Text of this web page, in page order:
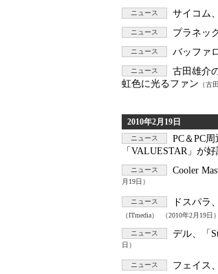
ニュース サイコム
ニュース プラネッ
ニュース バッファ
ニュース 古田雄介
虹色に光るファン （古
2010年2月19日
ニュース PC＆PC
「VALUESTAR」が好
ニュース Cooler
月19日）
ニュース ドスパラ
（ITmedia） （2010年2月19日）
ニュース デル、「
日）
ニュース フェイス